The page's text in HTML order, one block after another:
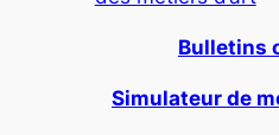
Bulletins
Simulateur de